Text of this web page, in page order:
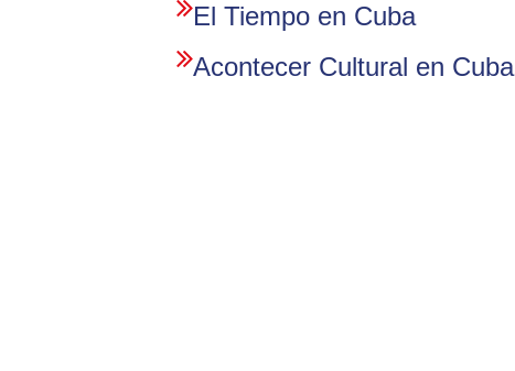
El Tiempo en Cuba
Acontecer Cultural en Cuba